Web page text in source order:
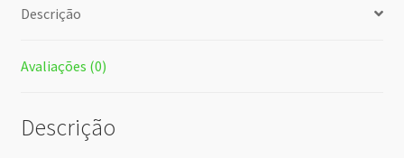
Descrição
Avaliações (0)
Descrição